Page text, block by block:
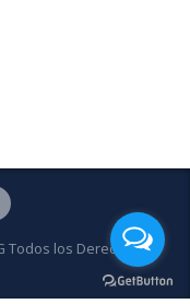
Todos los Derechos